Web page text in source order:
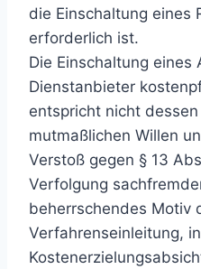
die Einschaltung eines
erforderlich ist.
Die Einschaltung
Dienstanbieter
entspricht nicht
mutmaßlichen Willen
Verstoß gegen § 13
Verfolgung
beherrschendes Motiv
Verfahrenseinleitung,